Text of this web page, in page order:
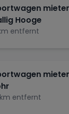
Hooge
entfernt
km entfernt